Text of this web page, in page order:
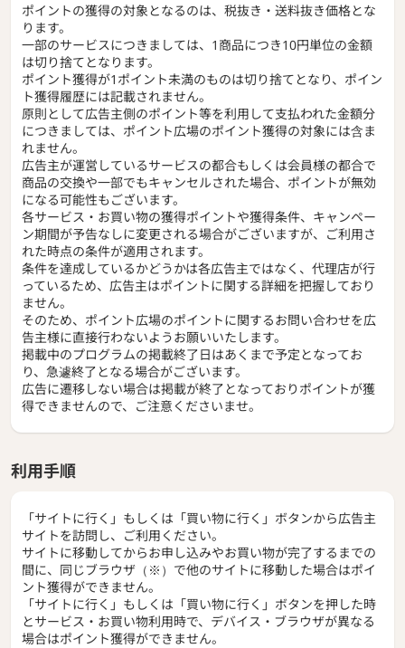
ポイントの獲得の対象となるのは、税抜き・送料抜き価格とな
ります。
一部のサービスにつきましては、1商品につき10円単位の金額
は切り捨てとなります。
ポイント獲得が1ポイント未満のものは切り捨てとなり、ポイン
ト獲得履歴には記載されません。
原則として広告主側のポイント等を利用して支払われた金額分
につきましては、ポイント広場のポイント獲得の対象には含ま
れません。
広告主が運営しているサービスの都合もしくは会員様の都合で
商品の交換や一部でもキャンセルされた場合、ポイントが無効
になる可能性もございます。
各サービス・お買い物の獲得ポイントや獲得条件、キャンペー
ン期間が予告なしに変更される場合がございますが、ご利用さ
れた時点の条件が適用されます。
条件を達成しているかどうかは各広告主ではなく、代理店が行
っているため、広告主はポイントに関する詳細を把握しており
ません。
そのため、ポイント広場のポイントに関するお問い合わせを広
告主様に直接行わないようお願いいたします。
掲載中のプログラムの掲載終了日はあくまで予定となってお
り、急遽終了となる場合がございます。
広告に遷移しない場合は掲載が終了となっておりポイントが獲
得できませんので、ご注意くださいませ。
利用手順
「サイトに行く」もしくは「買い物に行く」ボタンから広告主
サイトを訪問し、ご利用ください。
サイトに移動してからお申し込みやお買い物が完了するまでの
間に、同じブラウザ（※）で他のサイトに移動した場合はポイ
ント獲得ができません。
「サイトに行く」もしくは「買い物に行く」ボタンを押した時
とサービス・お買い物利用時で、デバイス・ブラウザが異なる
場合はポイント獲得ができません。